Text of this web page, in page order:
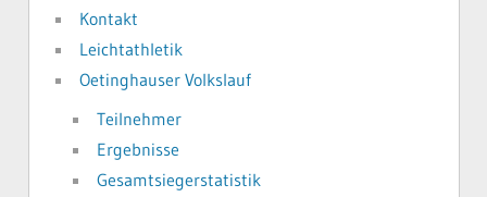
Kontakt
Leichtathletik
Oetinghauser Volkslauf
Teilnehmer
Ergebnisse
Gesamtsiegerstatistik